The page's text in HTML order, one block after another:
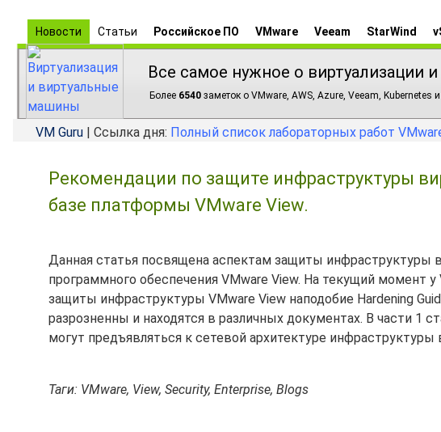
Новости Статьи Российское ПО VMware Veeam StarWind
Все самое нужное о виртуализации и
Более 6540 заметок о VMware, AWS, Azure, Veeam, Kubernetes
VM Guru | Ссылка дня: Полный список лабораторных работ
Рекомендации по защите инфраструктуры
базе платформы VMware View.
Данная статья посвящена аспектам защиты инфраструктуры
программного обеспечения VMware View. На текущий момент
защиты инфраструктуры VMware View наподобие Hardening
разрозненны и находятся в различных документах. В части
могут предъявляться к сетевой архитектуре
Таги: VMware, View, Security, Enterprise, Blogs